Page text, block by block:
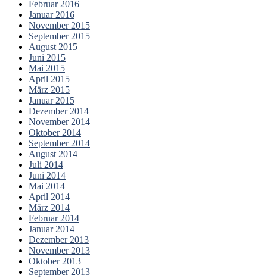
Februar 2016
Januar 2016
November 2015
September 2015
August 2015
Juni 2015
Mai 2015
April 2015
März 2015
Januar 2015
Dezember 2014
November 2014
Oktober 2014
September 2014
August 2014
Juli 2014
Juni 2014
Mai 2014
April 2014
März 2014
Februar 2014
Januar 2014
Dezember 2013
November 2013
Oktober 2013
September 2013